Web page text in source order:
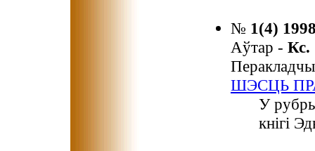
№ 1(4)
Аўтар -
ШЭСЦЬ
У
кнігі